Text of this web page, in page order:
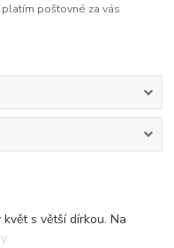
poštovné za vás
s větší dírkou. Na